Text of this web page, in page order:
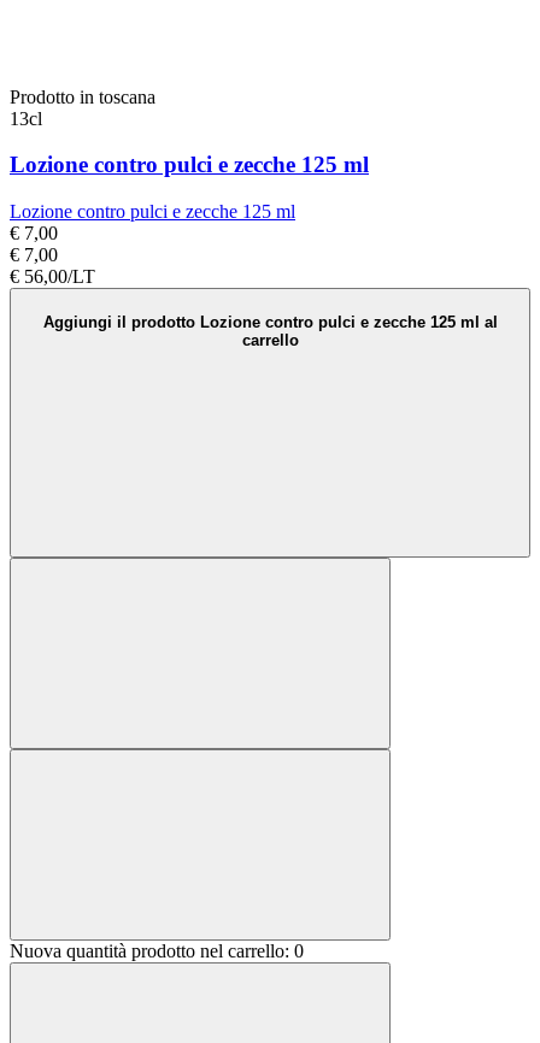
Prodotto in toscana
13cl
Lozione contro pulci e zecche 125 ml
Lozione contro pulci e zecche 125 ml
€ 7,00
€ 7,00
€ 56,00/LT
Aggiungi il prodotto Lozione contro pulci e zecche 125 ml al
carrello
Nuova quantità prodotto nel carrello: 0